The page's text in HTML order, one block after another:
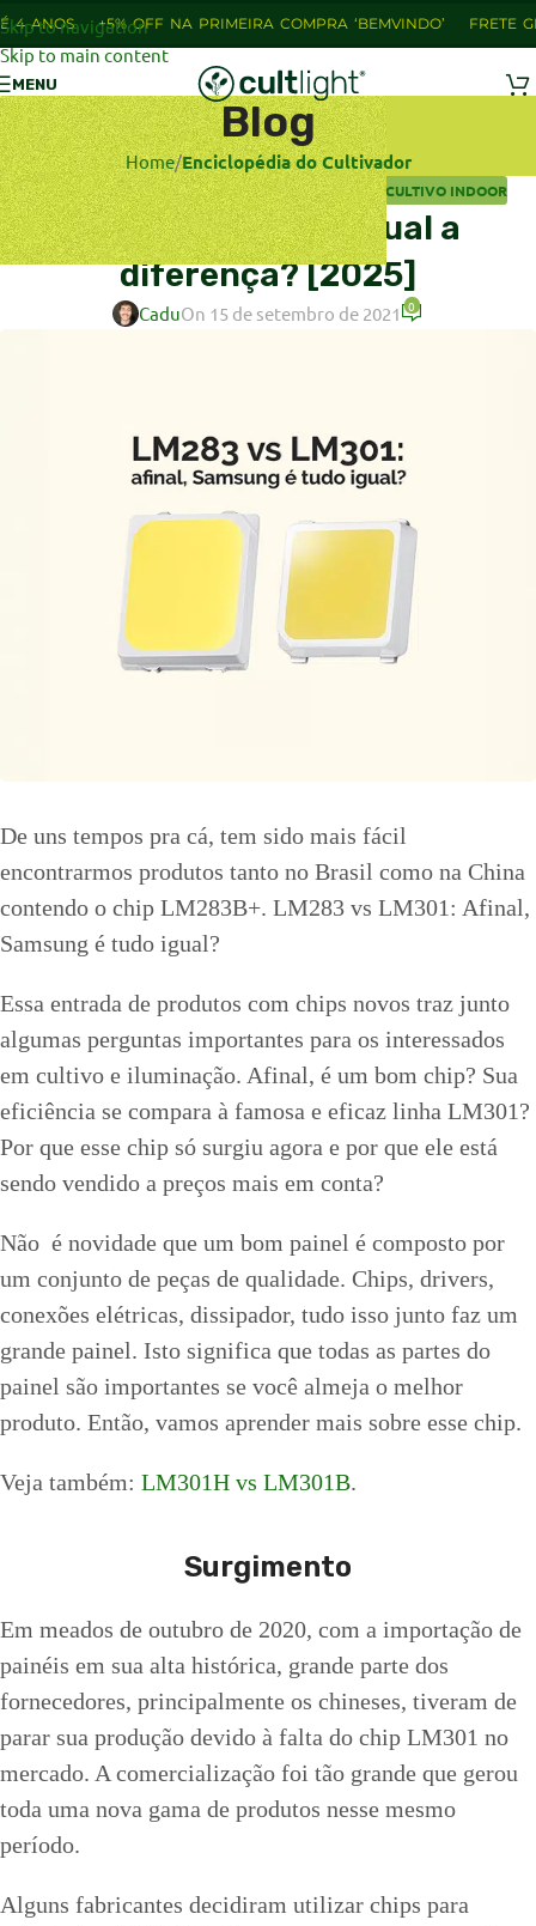
Skip to navigation
Skip to main content
+5% OFF NA PRIMEIRA COMPRA ‘BEMVINDO’ FRETE GRÁTIS
MENU
Blog
Home/Enciclopédia do Cultivador
ENCICLOPÉDIA DO CULTIVADOR,ILUMINAÇÃO NO CULTIVO INDOOR
LM283 vs LM301: qual a
diferença? [2025]
CaduOn 15 de setembro de 2021 0
De uns tempos pra cá, tem sido mais fácil
encontrarmos produtos tanto no Brasil como na China
contendo o chip LM283B+. LM283 vs LM301: Afinal,
Samsung é tudo igual?
Essa entrada de produtos com chips novos traz junto
algumas perguntas importantes para os interessados
em cultivo e iluminação. Afinal, é um bom chip? Sua
eficiência se compara à famosa e eficaz linha LM301?
Por que esse chip só surgiu agora e por que ele está
sendo vendido a preços mais em conta?
Não é novidade que um bom painel é composto por
um conjunto de peças de qualidade. Chips, drivers,
conexões elétricas, dissipador, tudo isso junto faz um
grande painel. Isto significa que todas as partes do
painel são importantes se você almeja o melhor
produto. Então, vamos aprender mais sobre esse chip.
Veja também: LM301H vs LM301B.
Surgimento
Em meados de outubro de 2020, com a importação de
painéis em sua alta histórica, grande parte dos
fornecedores, principalmente os chineses, tiveram de
parar sua produção devido à falta do chip LM301 no
mercado. A comercialização foi tão grande que gerou
toda uma nova gama de produtos nesse mesmo
período.
Alguns fabricantes decidiram utilizar chips para